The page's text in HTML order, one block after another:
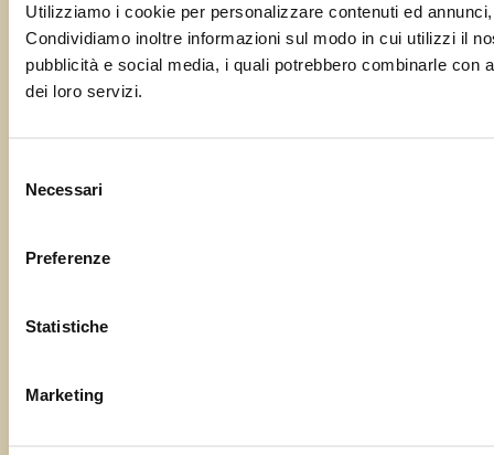
Utilizziamo i cookie per personalizzare contenuti ed
Condividiamo inoltre informazioni sul modo in cui utilizzi il
pubblicità e social media, i quali potrebbero combinarle
dei loro servizi.
delNecessari
Preferenze
Statistiche
Marketing